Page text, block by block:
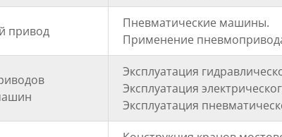
привод
Пневматические машины.
Применение
Эксплуатация
Эксплуатация
Эксплуатация